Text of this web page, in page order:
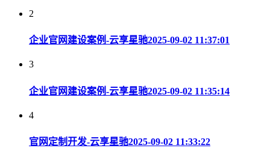
2
企业官网建设案例-云享星驰2025-09-02 11:37:01
3
企业官网建设案例-云享星驰2025-09-02 11:35:14
4
官网定制开发-云享星驰2025-09-02 11:33:22